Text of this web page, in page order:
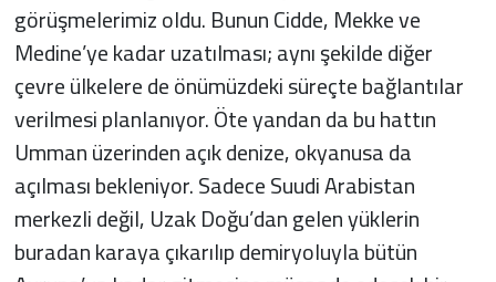
görüşmelerimiz oldu. Bunun Cidde, Mekke ve
Medine’ye kadar uzatılması; aynı şekilde diğer
çevre ülkelere de önümüzdeki süreçte bağlantılar
verilmesi planlanıyor. Öte yandan da bu hattın
Umman üzerinden açık denize, okyanusa da
açılması bekleniyor. Sadece Suudi Arabistan
merkezli değil, Uzak Doğu’dan gelen yüklerin
buradan karaya çıkarılıp demiryoluyla bütün